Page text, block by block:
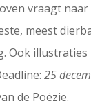
vraagt naar
meest
Ook
25
de Poëzie.